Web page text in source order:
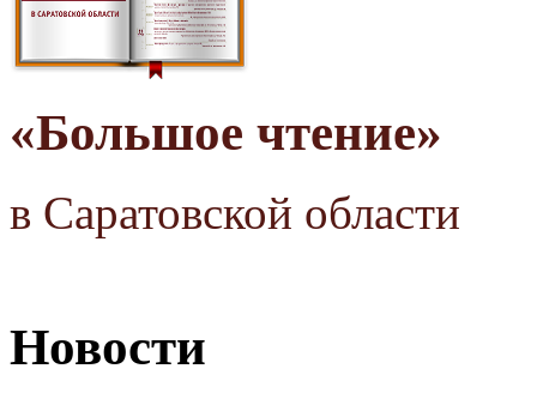
«Большое чтение»
в Саратовской области
Новости